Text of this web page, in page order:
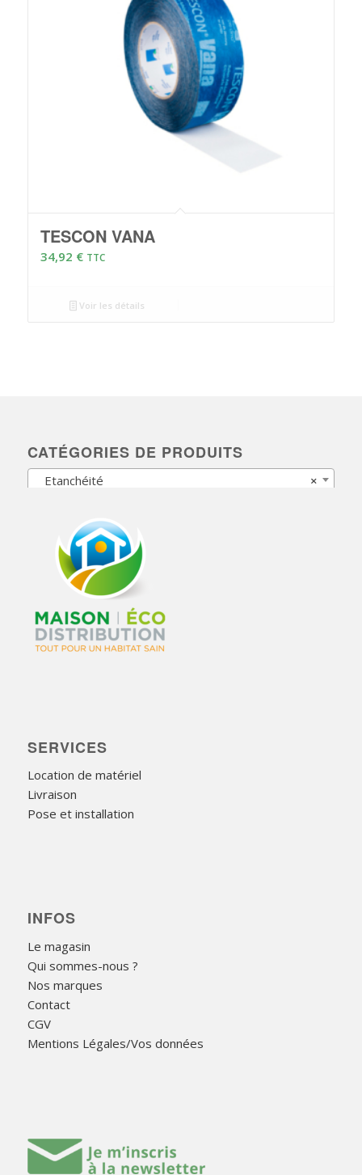
TESCON VANA
34,92 € TTC
Voir les détails
CATÉGORIES DE PRODUITS
×
Etanchéité
SERVICES
Location de matériel
Livraison
Pose et installation
INFOS
Le magasin
Qui sommes-nous ?
Nos marques
Contact
CGV
Mentions Légales/Vos données